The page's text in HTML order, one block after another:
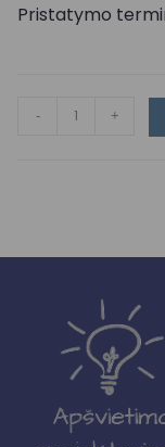
Pristatymo
- +